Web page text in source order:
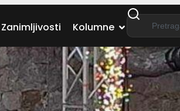
Zanimljivosti Kolumne